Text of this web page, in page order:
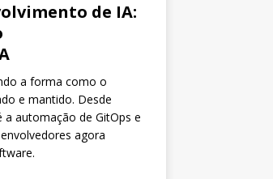
de IA:
a forma como o
e mantido. Desde
automação de GitOps e
agora